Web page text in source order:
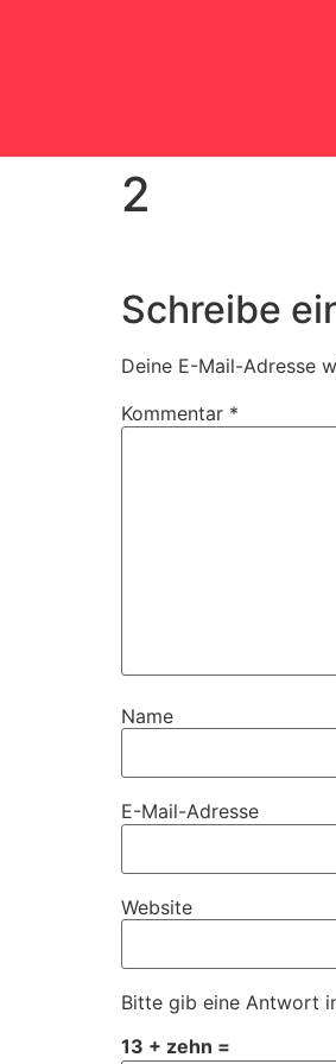
2
Schreibe
Deine E-Mail-Adresse
Kommentar *
Name
E-Mail-Adresse
Website
Bitte gib eine Antwort
13 + zehn =